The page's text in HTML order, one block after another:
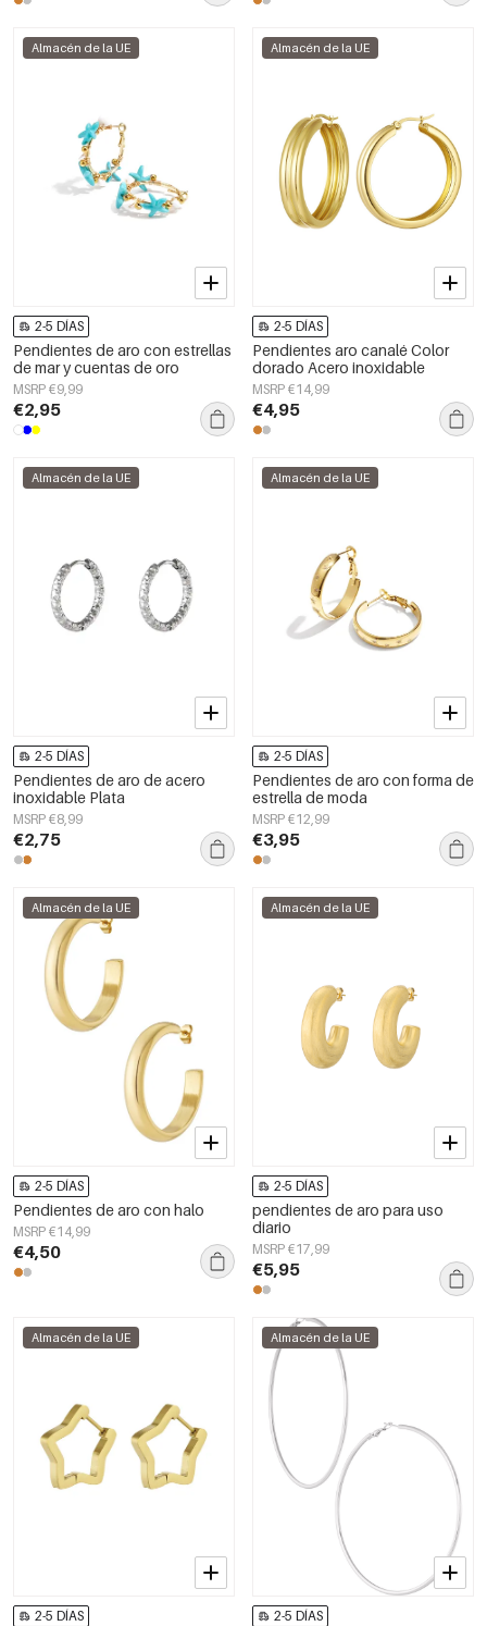
Almacén de la UE
2-5 DÍAS
Pendientes de aro con estrellas
de mar y cuentas de oro
MSRP €9,99
€2,95
Almacén de la UE
2-5 DÍAS
Pendientes aro canalé Color
dorado Acero inoxidable
MSRP €14,99
€4,95
Almacén de la UE
2-5 DÍAS
Pendientes de aro de acero
inoxidable Plata
MSRP €8,99
€2,75
Almacén de la UE
2-5 DÍAS
Pendientes de aro con forma de
estrella de moda
MSRP €12,99
€3,95
Almacén de la UE
2-5 DÍAS
Pendientes de aro con halo
MSRP €14,99
€4,50
Almacén de la UE
2-5 DÍAS
pendientes de aro para uso
diario
MSRP €17,99
€5,95
Almacén de la UE
2-5 DÍAS
Almacén de la UE
2-5 DÍAS